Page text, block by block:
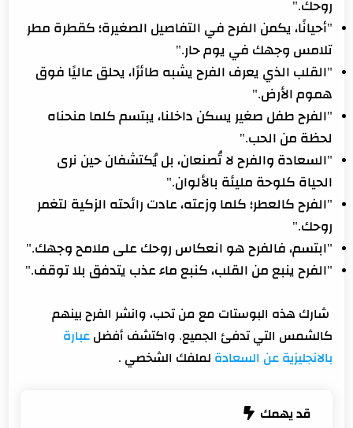
روحك."
"أحيانًا، يكمن الفرح في التفاصيل الصغيرة؛ كقطرة مطر
تلامس وجهك في يوم حار."
"القلب الذي يعرف الفرح يشبه طائرًا، يحلق عاليًا فوق
هموم الأرض."
"الفرح طفل صغير يسكن داخلنا، يبتسم كلما منحناه
لحظة من الحب."
"السعادة والفرح لا تُصنعان، بل يُكتشفان حين نرى
الحياة كلوحة مليئة بالألوان."
"الفرح كالعطر؛ كلما وزعته، عادت رائحته الزكية لتغمر
روحك."
"ابتسم، فالفرح هو انعكاس روحك على ملامح وجهك."
"الفرح ينبع من القلب، كنبع ماء عذب يتدفق بلا توقف."
شارك هذه البوستات مع من تحب، وانشر الفرح بينهم
كالشمس التي تدفئ الجميع. واكتشف أفضلعبارة
بالانجليزية عن السعادة لملفك الشخصي .
قد يهمك